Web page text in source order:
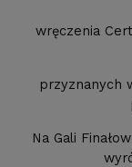
wręczenia
przyznanych
Na Gali